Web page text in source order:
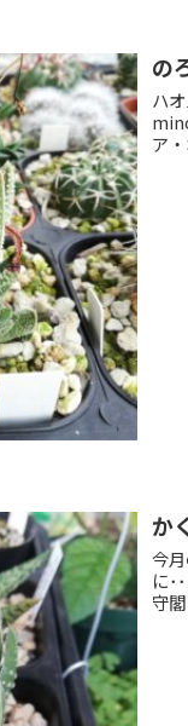
の
ハ
ア
か
今
に･･･。
守